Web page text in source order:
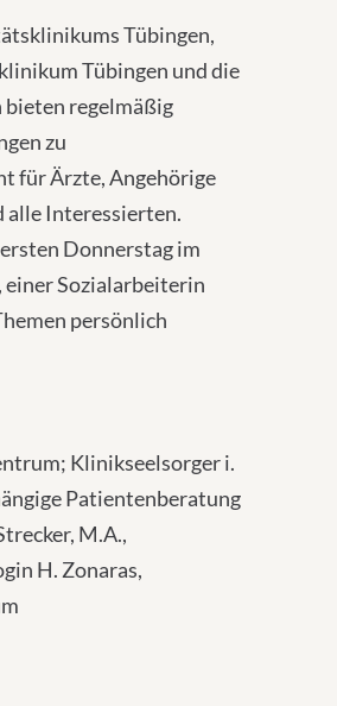
Tübingen,
Tübingen und die
bieten regelmäßig
zu
für Ärzte, Angehörige
alle Interessierten.
Donnerstag im
einer Sozialarbeiterin
persönlich
Klinikseelsorger i.
Patientenberatung
M.A.,
H. Zonaras,